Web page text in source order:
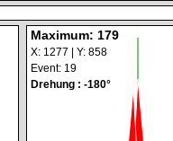
Maximum: 179
X: 1277 | Y: 858
Event: 19
Drehung : -180°